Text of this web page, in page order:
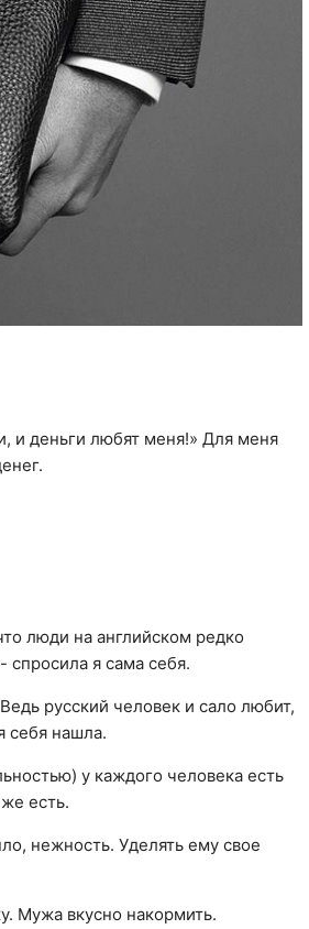
и деньги любят меня!» Для меня
люди на английском редко
спросила я сама себя.
русский человек и сало любит,
себя нашла.
у каждого человека есть
есть.
нежность. Уделять ему свое
Мужа вкусно накормить.